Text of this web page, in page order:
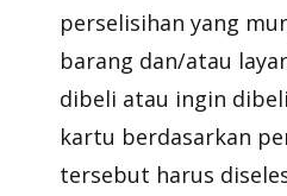
perselisihan yang
barang dan/atau
dibeli atau ingin
kartu berdasarkan
tersebut harus